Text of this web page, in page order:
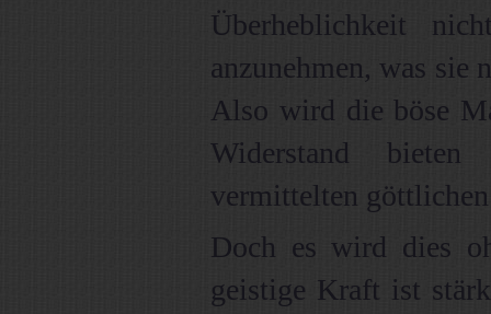
Überheblichkeit
anzunehmen, was sie
Also wird die böse
Widerstand
vermittelten
Doch es wird dies
geistige Kraft ist